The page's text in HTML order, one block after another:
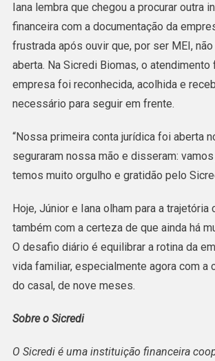
Iana lembra que chegou a procurar outra
financeira com a documentação da
frustrada após ouvir que, por ser MEI,
aberta. Na Sicredi Biomas, o
empresa foi reconhecida, acolhida e
necessário para seguir em frente.
“Nossa primeira conta jurídica foi aberta
seguraram nossa mão e disseram:
temos muito orgulho e gratidão pelo
Hoje, Júnior e Iana olham para a trajetória
também com a certeza de que ainda há
O desafio diário é equilibrar a rotina da
vida familiar, especialmente agora com a
do casal, de nove meses.
Sobre o Sicredi
O Sicredi é uma instituição financeira